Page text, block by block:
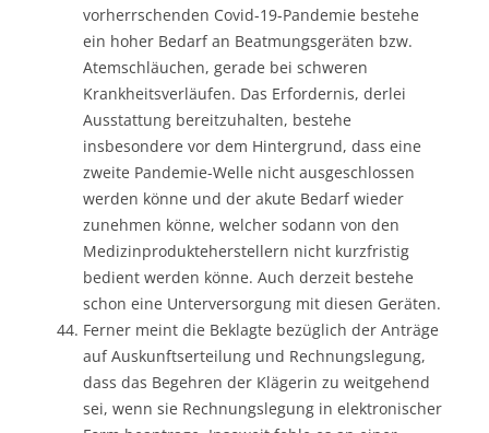
vorherrschenden Covid-19-Pandemie bestehe
ein hoher Bedarf an Beatmungsgeräten bzw.
Atemschläuchen, gerade bei schweren
Krankheitsverläufen. Das Erfordernis, derlei
Ausstattung bereitzuhalten, bestehe
insbesondere vor dem Hintergrund, dass eine
zweite Pandemie-Welle nicht ausgeschlossen
werden könne und der akute Bedarf wieder
zunehmen könne, welcher sodann von den
Medizinprodukteherstellern nicht kurzfristig
bedient werden könne. Auch derzeit bestehe
schon eine Unterversorgung mit diesen Geräten.
Ferner meint die Beklagte bezüglich der Anträge
auf Auskunftserteilung und Rechnungslegung,
dass das Begehren der Klägerin zu weitgehend
sei, wenn sie Rechnungslegung in elektronischer